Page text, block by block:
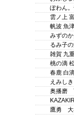
ぽわん
雲ノ上
帆波 魚
みずの
るみ子
雑賀 九
桃の滴
春鹿 白
えみし
奥播磨
鷹勇 大